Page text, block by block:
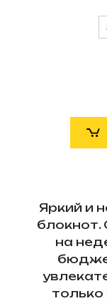
Яркий и
блокнот.
на
только